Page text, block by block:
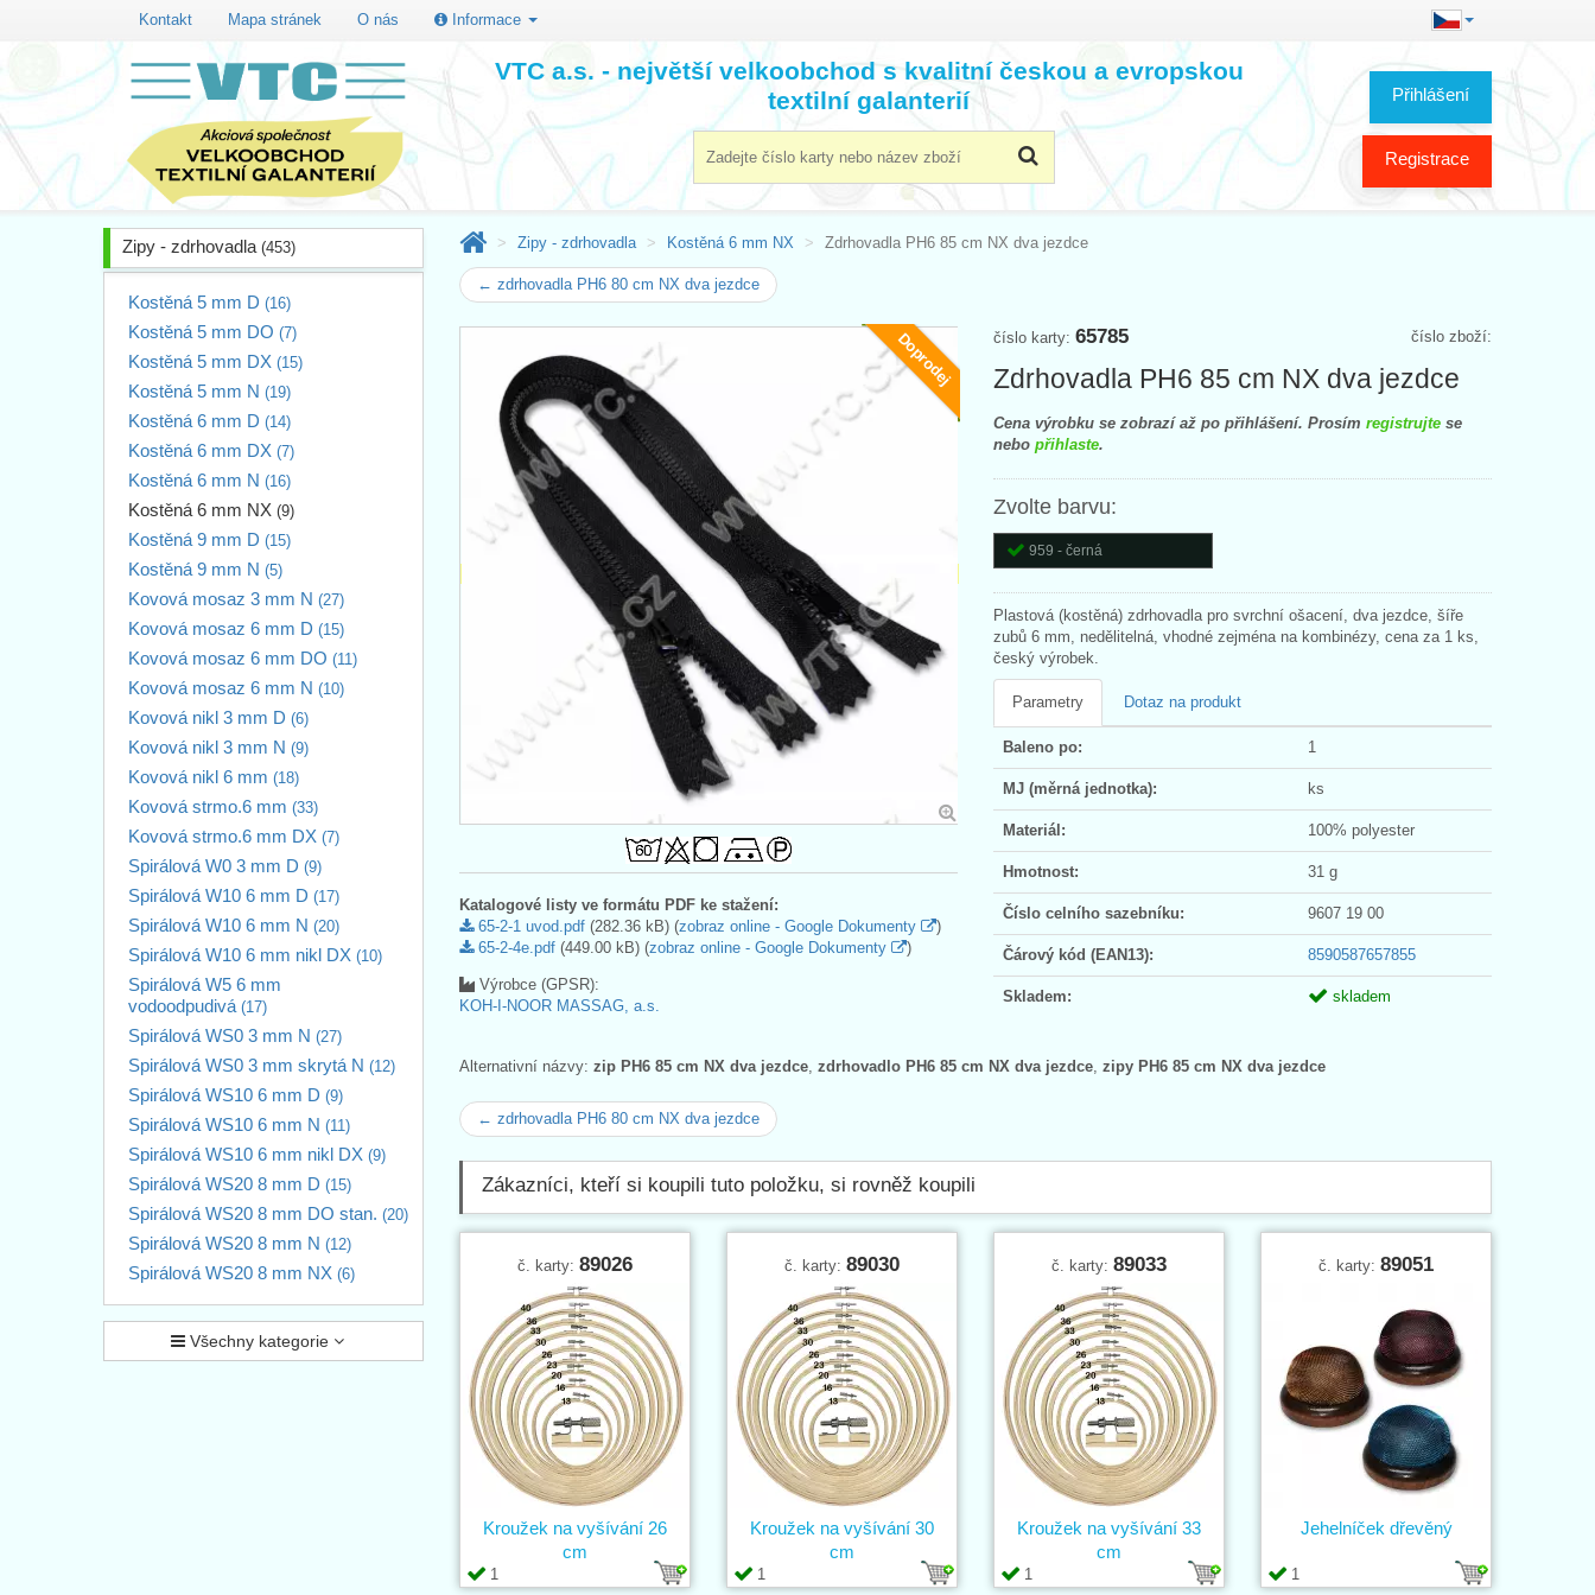
Kontakt Mapa stránek O nás Informace
Přihlášení
Registrace
VTC a.s. - největší velkoobchod s kvalitní českou a evropskou
textilní galanterií
Zipy - zdrhovadla (453)
Kostěná 5 mm D (16)
Kostěná 5 mm DO (7)
Kostěná 5 mm DX (15)
Kostěná 5 mm N (19)
Kostěná 6 mm D (14)
Kostěná 6 mm DX (7)
Kostěná 6 mm N (16)
Kostěná 6 mm NX (9)
Kostěná 9 mm D (15)
Kostěná 9 mm N (5)
Kovová mosaz 3 mm N (27)
Kovová mosaz 6 mm D (15)
Kovová mosaz 6 mm DO (11)
Kovová mosaz 6 mm N (10)
Kovová nikl 3 mm D (6)
Kovová nikl 3 mm N (9)
Kovová nikl 6 mm (18)
Kovová strmo.6 mm (33)
Kovová strmo.6 mm DX (7)
Spirálová W0 3 mm D (9)
Spirálová W10 6 mm D (17)
Spirálová W10 6 mm N (20)
Spirálová W10 6 mm nikl DX (10)
Spirálová W5 6 mm
vodoodpudivá (17)
Spirálová WS0 3 mm N (27)
Spirálová WS0 3 mm skrytá N (12)
Spirálová WS10 6 mm D (9)
Spirálová WS10 6 mm N (11)
Spirálová WS10 6 mm nikl DX (9)
Spirálová WS20 8 mm D (15)
Spirálová WS20 8 mm DO stan. (20)
Spirálová WS20 8 mm N (12)
Spirálová WS20 8 mm NX (6)
Všechny kategorie
Zipy - zdrhovadla Kostěná 6 mm NX Zdrhovadla PH6 85 cm NX dva jezdce
← zdrhovadla PH6 80 cm NX dva jezdce
Doprodej číslo zboží:
číslo karty: 65785
Zdrhovadla PH6 85 cm NX dva jezdce
Cena výrobku se zobrazí až po přihlášení. Prosím registrujte se
nebo přihlaste.
Zvolte barvu:
959 - černá
Plastová (kostěná) zdrhovadla pro svrchní ošacení, dva jezdce, šíře
zubů 6 mm, nedělitelná, vhodné zejména na kombinézy, cena za 1 ks,
český výrobek.
Parametry Dotaz na produkt
Baleno po: 1
MJ (měrná jednotka): ks
Materiál: 100% polyester
Hmotnost: 31 g
Číslo celního sazebníku: 9607 19 00
Čárový kód (EAN13): 8590587657855
Skladem: skladem
Katalogové listy ve formátu PDF ke stažení:
65-2-1 uvod.pdf (282.36 kB) (zobraz online - Google Dokumenty
)
65-2-4e.pdf (449.00 kB) (zobraz online - Google Dokumenty )
Výrobce (GPSR):
KOH-I-NOOR MASSAG, a.s.
Alternativní názvy: zip PH6 85 cm NX dva jezdce zdrhovadlo PH6 85 cm NX dva jezdce zipy PH6 85 cm NX dva jezdce
← zdrhovadla PH6 80 cm NX dva jezdce
Zákazníci, kteří si koupili tuto položku, si rovněž koupili
č. karty: 89026
1
Kroužek na vyšívání 26
cm
č. karty: 89030
1
Kroužek na vyšívání 30
cm
č. karty: 89033
1
Kroužek na vyšívání 33
cm
č. karty: 89051
1
Jehelníček dřevěný